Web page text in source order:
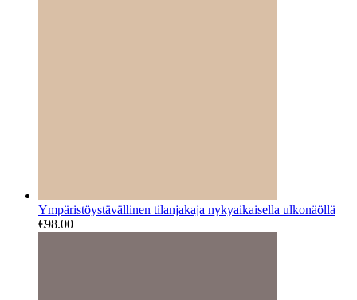
Ympäristöystävällinen tilanjakaja nykyaikaisella ulkonäöllä
€98.00